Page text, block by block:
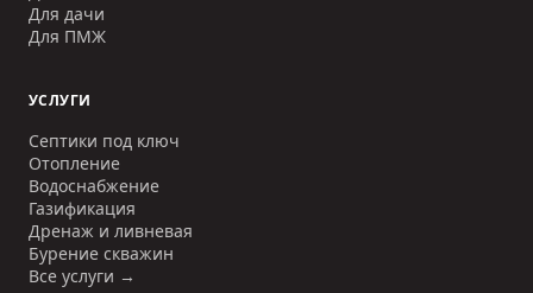
Для дачи
Для ПМЖ
УСЛУГИ
Септики под ключ
Отопление
Водоснабжение
Газификация
Дренаж и ливневая
Бурение скважин
Все услуги →